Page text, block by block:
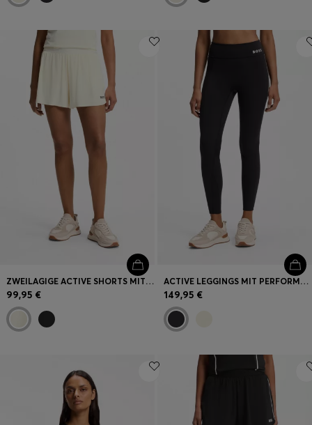
ZWEILAGIGE ACTIVE SHORTS MIT FEUCHTIGKEITSMANAGEMENT
99,95 €
ACTIVE LEGGINGS MIT PERFORMANCE-STRETCH UND FEUCHTIGKEITSMANAGEMENT
149,95 €